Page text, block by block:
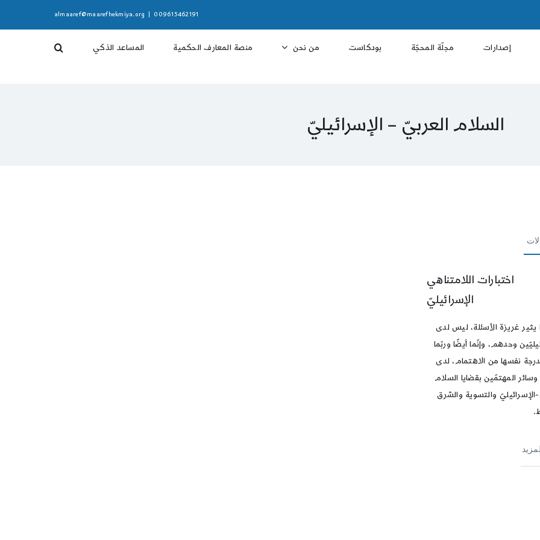
009615462191
almaaref@maarefhekmiya.org
إصدارات مجلّة المحجّة بودكاست من نحن منصة المعارف الحكمية المساعد الذكي
السلام العربيّ – الإسرائيليّ
اختبارات اللامتناهي
الإسرائيليّ
يثير غريزة الأسئلة، ليس لدى
وحدهم، وإنّما أيضًا وربّما
نفسها من الاهتمام، لدى
المهتمّين بقضايا السلام
الإسرائيليّ والتسوية والشرق